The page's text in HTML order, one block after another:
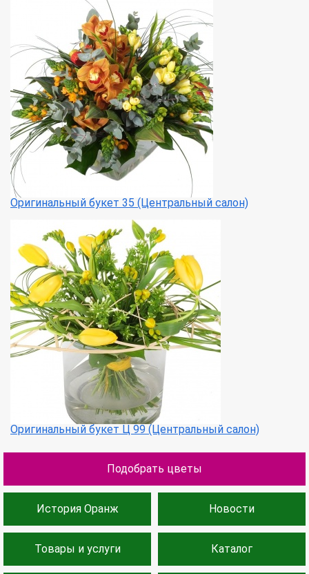
Оригинальный букет 35 (Центральный салон)
Оригинальный букет Ц 99 (Центральный салон)
Подобрать цветы
История Оранж Новости
Товары и услуги Каталог